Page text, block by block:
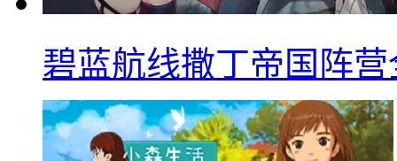
碧蓝航线撒丁帝国阵